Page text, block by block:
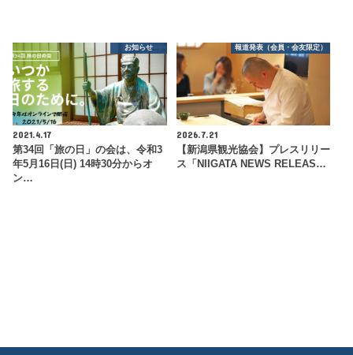
お知らせ
2021.4.17
第34回「旅の日」の会は、令和3
年5月16日(日) 14時30分からオ
ン…
報道発表（会員・会友限定）
2026.7.21
【新潟県観光協会】プレスリリー
ス「NIIGATA NEWS RELEAS…